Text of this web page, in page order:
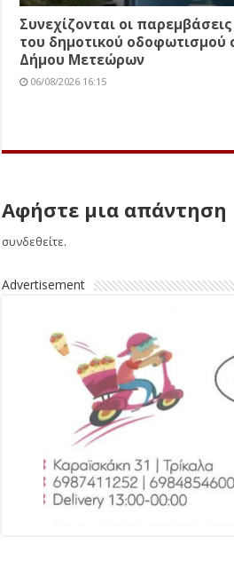
Συνεχίζονται οι
του δημοτικού οδοφωτισμού
Δήμου Μετεώρων
06/08/2026 16:15
Αφήστε μια απάντηση
συνδεθείτε.
Advertisement